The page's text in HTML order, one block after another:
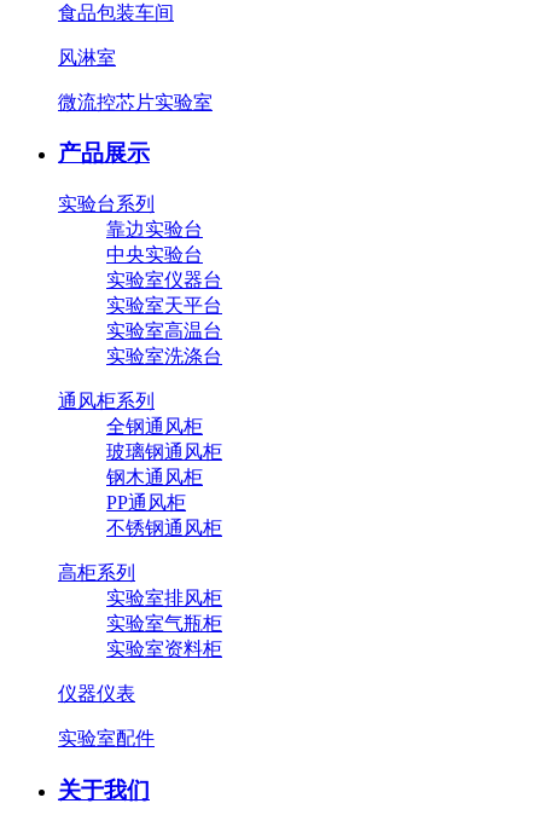
食品包装车间
风淋室
微流控芯片实验室
产品展示
实验台系列
靠边实验台
中央实验台
实验室仪器台
实验室天平台
实验室高温台
实验室洗涤台
通风柜系列
全钢通风柜
玻璃钢通风柜
钢木通风柜
PP通风柜
不锈钢通风柜
高柜系列
实验室排风柜
实验室气瓶柜
实验室资料柜
仪器仪表
实验室配件
关于我们